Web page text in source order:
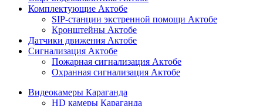
Комплектующие Актобе
SIP-станции экстренной помощи Актобе
Кронштейны Актобе
Датчики движения Актобе
Сигнализация Актобе
Пожарная сигнализация Актобе
Охранная сигнализация Актобе
Видеокамеры Караганда
HD камеры Караганда